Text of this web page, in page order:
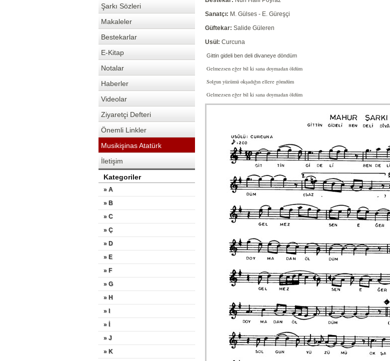
Şarkı Sözleri
Makaleler
Bestekarlar
E-Kitap
Notalar
Haberler
Videolar
Ziyaretçi Defteri
Önemli Linkler
Musikişinas Atatürk
İletişim
Kategoriler
» A
» B
» C
» Ç
» D
» E
» F
» G
» H
» I
» İ
» J
» K
Sanatçı: M. Gülses - E. Güreşçi
Güftekar: Salide Güleren
Usül: Curcuna
Gittin gideli ben deli divaneye döndüm
Gelmezsen eğer bil ki sana doymadan öldüm
Solgun yüzümü okşadığın ellere gömdüm
Gelmezsen eğer bil ki sana doymadan öldüm